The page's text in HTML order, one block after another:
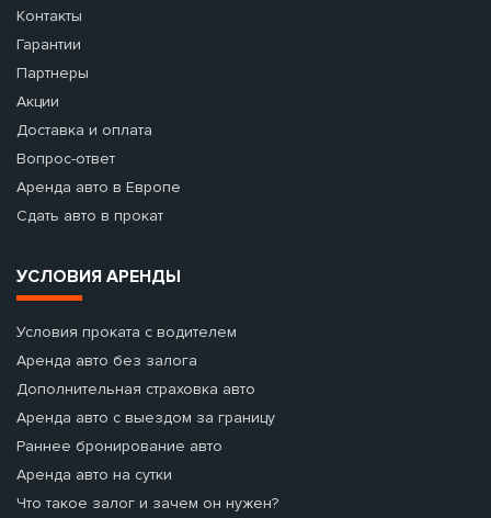
Контакты
Гарантии
Партнеры
Акции
Доставка и оплата
Вопрос-ответ
Аренда авто в Европе
Сдать авто в прокат
УСЛОВИЯ АРЕНДЫ
Условия проката с водителем
Аренда авто без залога
Дополнительная страховка авто
Аренда авто с выездом за границу
Раннее бронирование авто
Аренда авто на сутки
Что такое залог и зачем он нужен?